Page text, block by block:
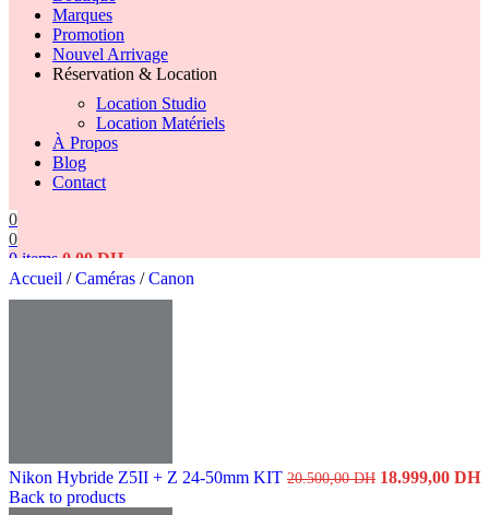
Marques
Promotion
Nouvel Arrivage
Réservation & Location
Location Studio
Location Matériels
À Propos
Blog
Contact
0
0
0items 0,00DH
Accueil / Caméras / Canon
Nikon Hybride Z5II + Z 24-50mm KIT 20.500,00DH Le
18.999,00 DH
Back to products